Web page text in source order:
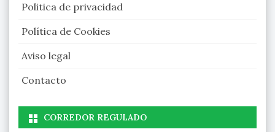
Politica de privacidad
Política de Cookies
Aviso legal
Contacto
CORREDOR REGULADO